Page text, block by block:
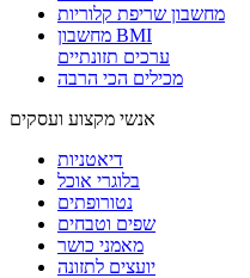
מחשבון שריפת קלוריות
מחשבון BMI
ערכים תזונתיים
מכילים הכי הרבה
אנשי מקצוע ועסקים
דיאטניות
בלוגרי אוכל
נטורופתים
שפים וטבחים
מאמני כושר
יועצים לתזונה